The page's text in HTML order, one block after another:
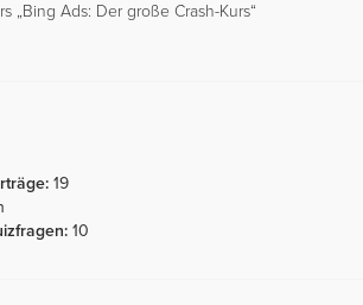
„Bing Ads: Der große Crash-Kurs“
19
10